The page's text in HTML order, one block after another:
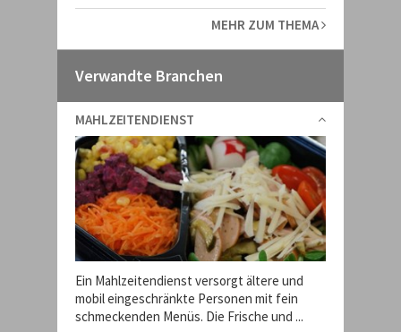
MEHR ZUM THEMA
Verwandte Branchen
MAHLZEITENDIENST
Ein Mahlzeitendienst versorgt ältere und
mobil eingeschränkte Personen mit fein
schmeckenden Menüs. Die Frische und ...